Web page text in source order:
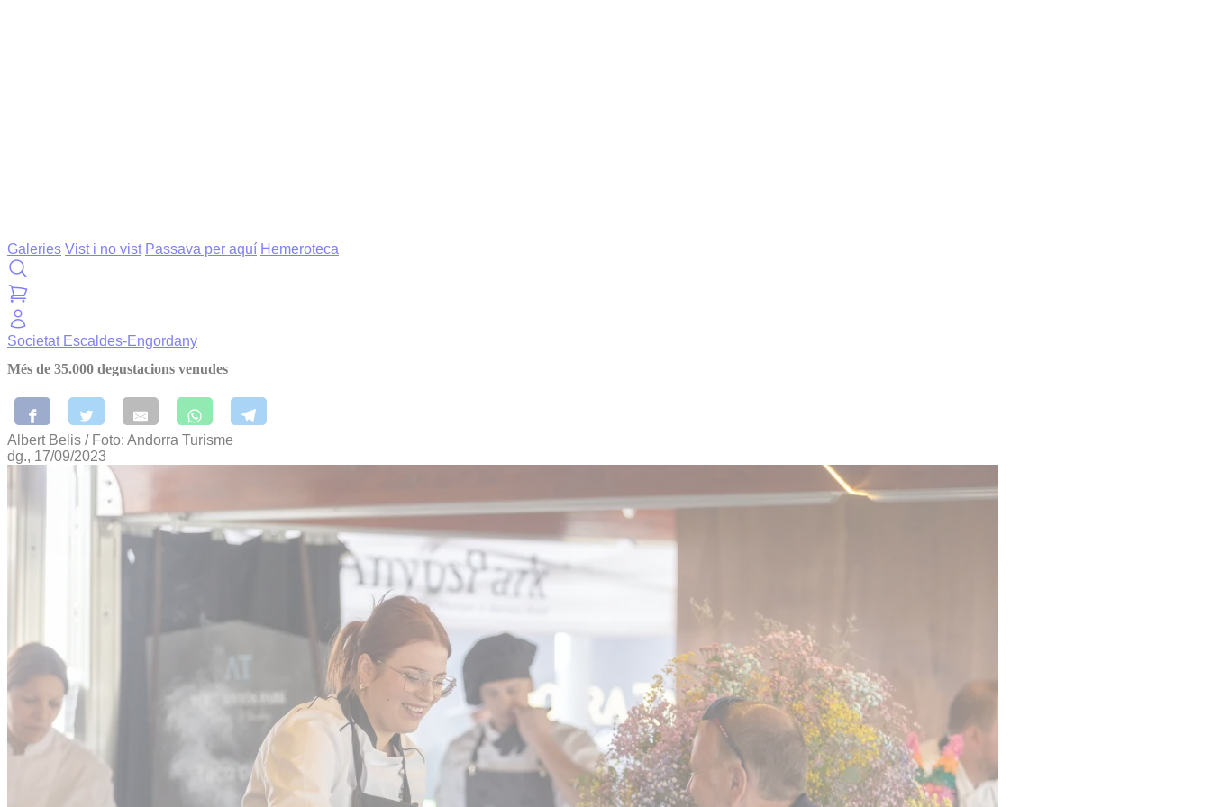
Galeries Vist i no vist Passava per aquí Hemeroteca
Societat Escaldes-Engordany
Més de 35.000 degustacions venudes
Albert Belis / Foto: Andorra Turisme
dg., 17/09/2023